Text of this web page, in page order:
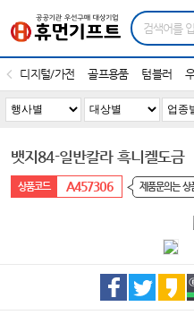
디지털/가전 골프용품 텀블러
뱃지84-일반칼라 흑니켈도금
A457306 제품문의는 상